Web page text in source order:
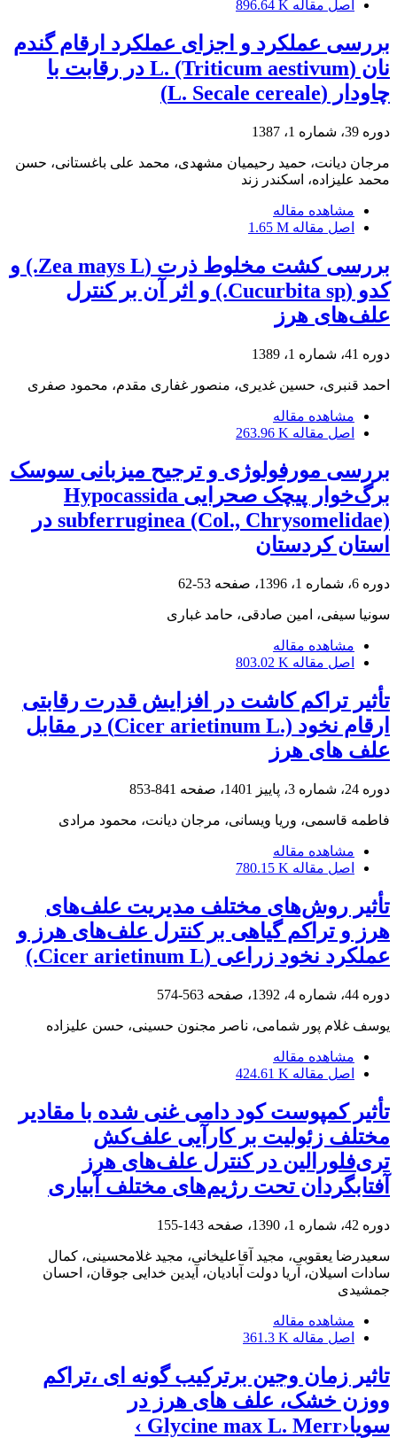
اصل مقاله 896.64 K
بررسی عملکرد و اجزای عملکرد ارقام گندم
نان (L. (Triticum aestivum در رقابت با
چاودار (L. Secale cereale)
دوره 39، شماره 1، 1387
مرجان دیانت، حمید رحیمیان مشهدی، محمد علی باغستانی، حسن
محمد علیزاده، اسکندر زند
مشاهده مقاله
اصل مقاله 1.65 M
بررسی کشت مخلوط ذرت (Zea mays L.) و
کدو (Cucurbita sp.) و اثر آن بر کنترل
علف‌های هرز
دوره 41، شماره 1، 1389
احمد قنبری، حسین غدیری، منصور غفاری مقدم، محمود صفری
مشاهده مقاله
اصل مقاله 263.96 K
بررسی مورفولوژی و ترجیح میزبانی سوسک
برگ‌خوار پیچک صحرایی Hypocassida
subferruginea (Col., Chrysomelidae) در
استان کردستان
دوره 6، شماره 1، 1396، صفحه 53-62
سونیا سیفی، امین صادقی، حامد غباری
مشاهده مقاله
اصل مقاله 803.02 K
تأثیر تراکم کاشت در افزایش قدرت رقابتی
ارقام نخود (.Cicer arietinum L) در مقابل
علف های هرز
دوره 24، شماره 3، پاییز 1401، صفحه 841-853
فاطمه قاسمی، وریا ویسانی، مرجان دیانت، محمود مرادی
مشاهده مقاله
اصل مقاله 780.15 K
تأثیر روش‌های مختلف مدیریت علف‌های
‌هرز و تراکم گیاهی بر کنترل علف‌های هرز و
عملکرد نخود زراعی (Cicer arietinum L.)
دوره 44، شماره 4، 1392، صفحه 563-574
یوسف غلام پور شمامی، ناصر مجنون حسینی، حسن علیزاده
مشاهده مقاله
اصل مقاله 424.61 K
تأثیر کمپوست کود دامی غنی شده با مقادیر
مختلف زئولیت بر کارآیی علف‌کش
تری‌فلورالین در کنترل علف‌های هرز
آفتابگردان تحت رژیم‌های مختلف آبیاری
دوره 42، شماره 1، 1390، صفحه 143-155
سعیدرضا یعقوبی، مجید آقاعلیخانی، مجید غلامحسینی، کمال
سادات اسیلان، آریا دولت آبادیان، آیدین خدایی جوقان، احسان
جمشیدی
مشاهده مقاله
اصل مقاله 361.3 K
تاثیر زمان وجین برترکیب گونه ای ،تراکم
ووزن خشک، علف های هرز در
سویا‹Glycine max L. Merr ›